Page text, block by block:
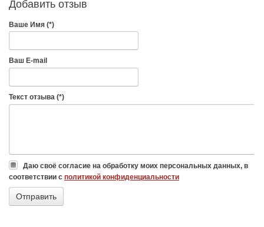
Добавить отзыв
Ваше Имя (*)
Ваш E-mail
Текст отзыва (*)
Даю своё согласие на обработку моих персональных данных, в
соответствии с политикой конфиденциальности